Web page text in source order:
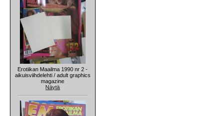
Erotiikan Maailma 1990 nr 2 -
aikuisviihdelehti / adult graphics
magazine
Näytä